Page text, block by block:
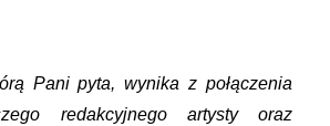
Pani pyta, wynika z połączenia
redakcyjnego artysty oraz